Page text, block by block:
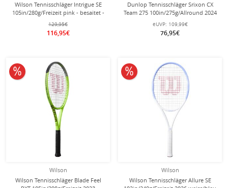
Wilson Tennisschläger Intrigue SE
105in/280g/Freizeit pink - besaitet -
129,95€
116,95€
Dunlop Tennisschläger Srixon CX
Team 275 100in/275g/Allround 2024
rot - besaitet -
eUVP: 109,99€
76,95€
Wilson
Wilson Tennisschläger Blade Feel
10% reduziert
Wilson
Wilson Tennisschläger Allure SE
10% reduziert